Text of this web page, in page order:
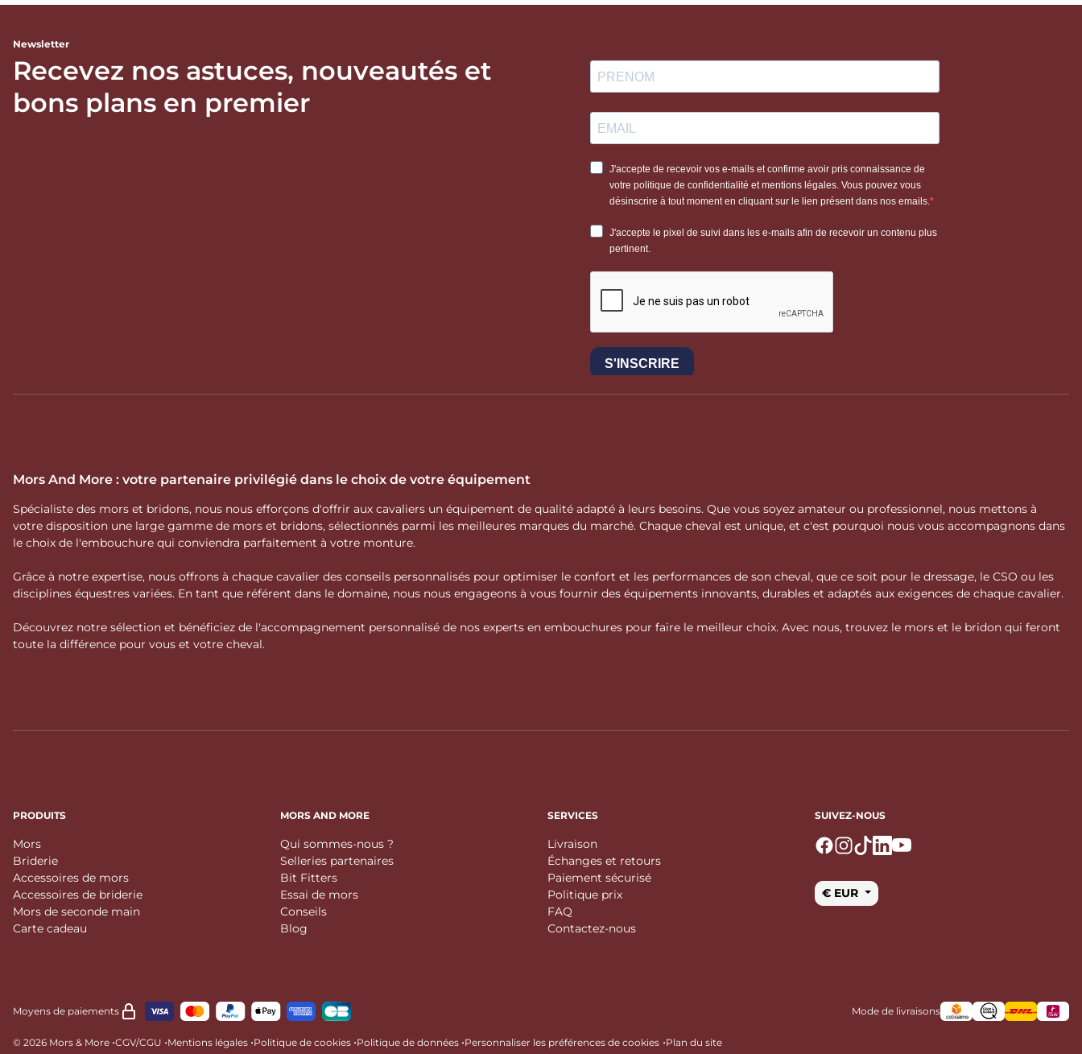
Newsletter
Recevez nos astuces, nouveautés et
bons plans en premier
Mors And More : votre partenaire privilégié dans le choix de votre équipement
Spécialiste des mors et bridons, nous nous efforçons d'offrir aux cavaliers un équipement de qualité adapté à leurs besoins. Que vous soyez amateur ou professionnel, nous mettons à
votre disposition une large gamme de mors et bridons, sélectionnés parmi les meilleures marques du marché. Chaque cheval est unique, et c'est pourquoi nous vous accompagnons dans
le choix de l'embouchure qui conviendra parfaitement à votre monture.
Grâce à notre expertise, nous offrons à chaque cavalier des conseils personnalisés pour optimiser le confort et les performances de son cheval, que ce soit pour le dressage, le CSO ou les
disciplines équestres variées. En tant que référent dans le domaine, nous nous engageons à vous fournir des équipements innovants, durables et adaptés aux exigences de chaque cavalier.
Découvrez notre sélection et bénéficiez de l'accompagnement personnalisé de nos experts en embouchures pour faire le meilleur choix. Avec nous, trouvez le mors et le bridon qui feront
toute la différence pour vous et votre cheval.
PRODUITS
Mors
Briderie
Accessoires de mors
Accessoires de briderie
Mors de seconde main
Carte cadeau
MORS AND MORE
Qui sommes-nous ?
Selleries partenaires
Bit Fitters
Essai de mors
Conseils
Blog
SERVICES
Livraison
Échanges et retours
Paiement sécurisé
Politique prix
FAQ
Contactez-nous
SUIVEZ-NOUS
€ EUR
Moyens de paiements Mode de livraisons
© 2026 Mors & More •CGV/CGU •Mentions légales •Politique de cookies •Politique de données •Personnaliser les préférences de cookies •Plan du site